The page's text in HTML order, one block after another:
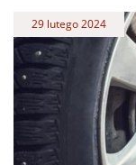
29 lutego 2024